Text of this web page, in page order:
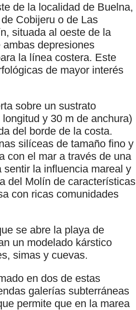
de la localidad de Buelna,
Cobijeru o de Las
situada al oeste de la
depresiones
la línea costera. Este
de mayor interés
sobre un sustrato
y 30 m de anchura)
del borde de la costa.
silíceas de tamaño fino y
con el mar a través de una
la influencia mareal y
del Molín de características
con ricas comunidades
se abre la playa de
un modelado kárstico
simas y cuevas.
en dos de estas
galerías subterráneas
permite que en la marea